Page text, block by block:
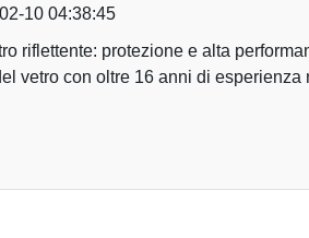
10 04:38:45
riflettente: protezione e alta
vetro con oltre 16 anni di esperienza